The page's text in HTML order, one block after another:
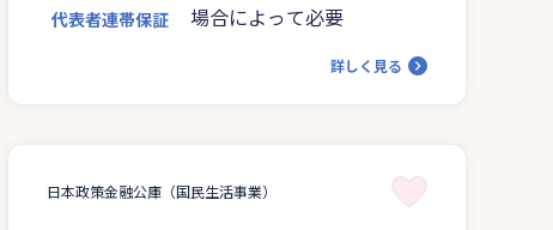
代表者連帯保証 場合によって必要
詳しく見る
日本政策金融公庫（国民生活事業）